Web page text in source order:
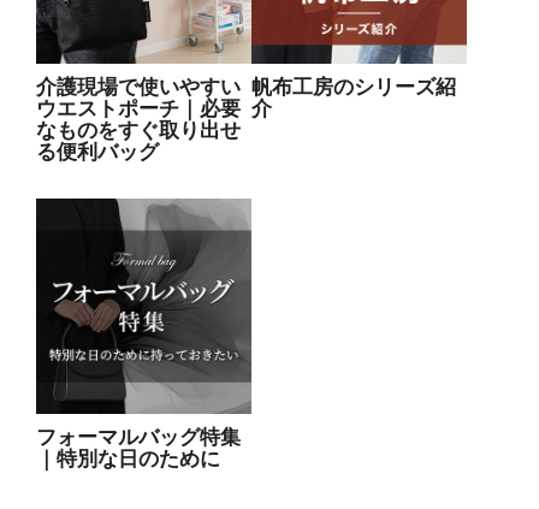
介護現場で使いやすい
ウエストポーチ｜必要
なものをすぐ取り出せ
る便利バッグ
帆布工房のシリーズ紹
介
フォーマルバッグ特集
｜特別な日のために